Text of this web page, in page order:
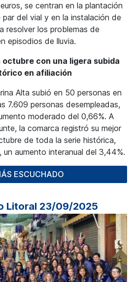
se centran en la plantación
del vial y en la instalación de
resolver los problemas de
episodios de lluvia.
con una ligera subida
en afiliación
Alta subió en 50 personas en
7.609 personas desempleadas,
moderado del 0,66%. A
la comarca registró su mejor
de toda la serie histórica,
aumento interanual del 3,44%.
ESCUCHADO
Litoral 23/09/2025